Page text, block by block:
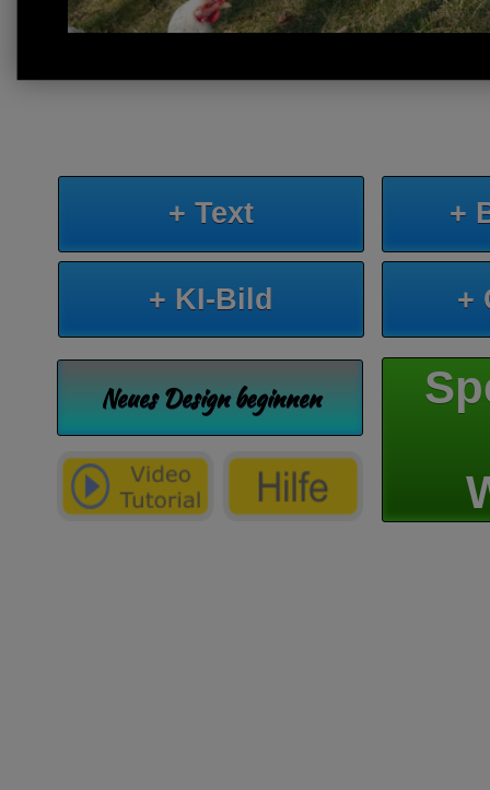
+ Text +
+ KI-Bild +
Neues Design beginnen